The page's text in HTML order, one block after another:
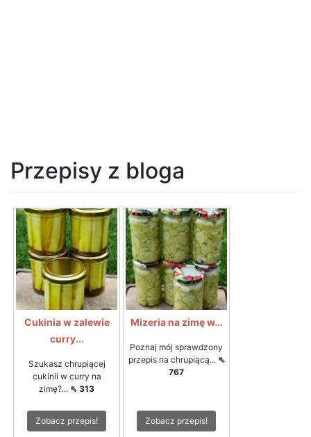
Przepisy z bloga
Cukinia w zalewie
curry...
Szukasz chrupiącej
cukinii w curry na
zimę?... ⇖ 313
Zobacz przepis!
Mizeria na zimę w...
Poznaj mój sprawdzony
przepis na chrupiącą... ⇖
767
Zobacz przepis!